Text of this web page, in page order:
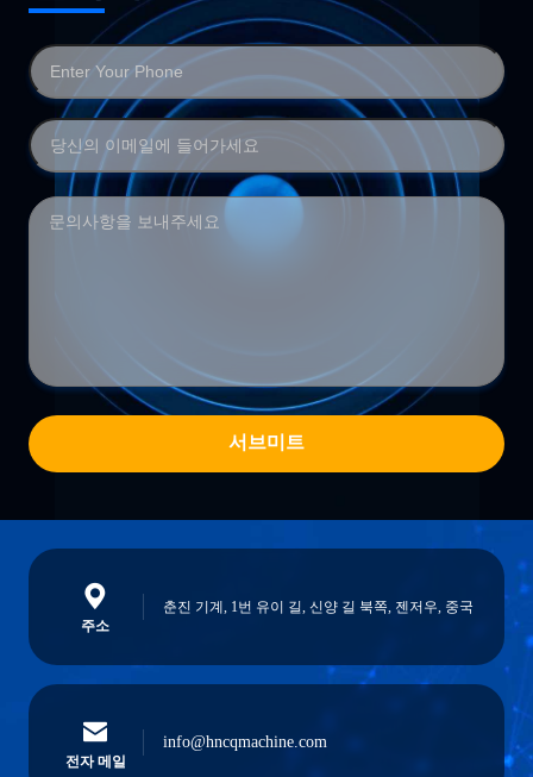
서브미트
주소
춘진 기계, 1번 유이 길, 신양 길 북쪽, 젠저우, 중국
전자 메일
info@hncqmachine.com